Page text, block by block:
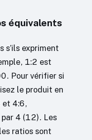
équivalents
s’ils expriment
1:2 est
Pour vérifier si
le produit en
et 4:6,
4 (12). Les
ratios sont